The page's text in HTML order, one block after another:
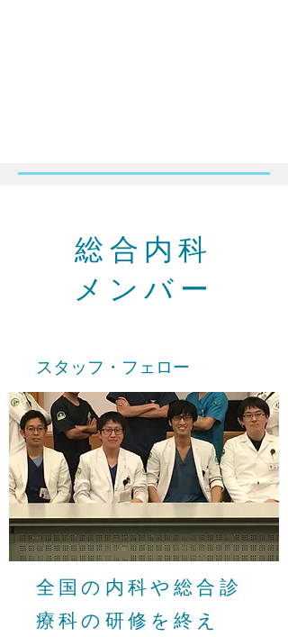
スタッフ・フェロー
​全国の内科や総合診
療科の研修を終え
総合内科
メンバー